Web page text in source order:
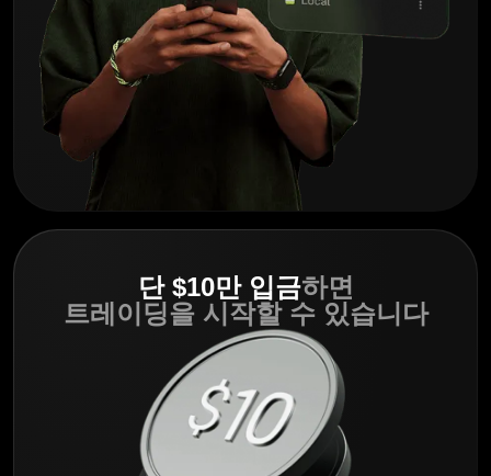
단 $10만 입금하면
트레이딩을 시작할 수 있습니다